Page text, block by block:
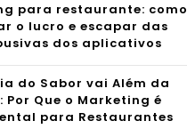
para restaurante: como
o lucro e escapar das
dos aplicativos
do Sabor vai Além da
Por Que o Marketing é
para Restaurantes